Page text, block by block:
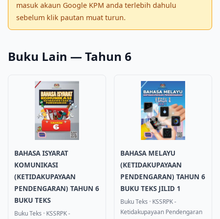
masuk akaun Google KPM anda terlebih dahulu
sebelum klik pautan muat turun.
Buku Lain — Tahun 6
BAHASA ISYARAT
KOMUNIKASI
(KETIDAKUPAYAAN
PENDENGARAN) TAHUN 6
BUKU TEKS
Buku Teks · KSSRPK -
BAHASA MELAYU
(KETIDAKUPAYAAN
PENDENGARAN) TAHUN 6
BUKU TEKS JILID 1
Buku Teks · KSSRPK -
Ketidakupayaan Pendengaran